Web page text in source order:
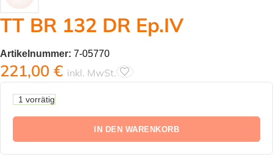
TT BR 132 DR Ep.IV
Artikelnummer: 7-05770
221,00 € inkl. MwSt.
1 vorrätig
IN DEN WARENKORB